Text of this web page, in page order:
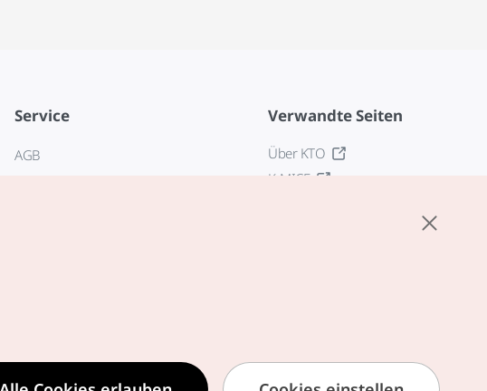
Service
AGB
Verwandte Seiten
Über KTO
K-MICE